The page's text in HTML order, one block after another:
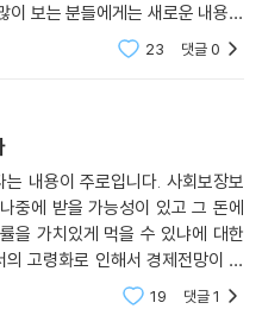
지 않는다. 하지만 지금 사지 않
. 구글 검색창에 구글, 애플, 아마
무엇인지 아는가? 우상향이다.
, 스타벅스, 디즈니, LVMH 등의
름다운 그래프를 가지고 있다.
려온 기업들은 앞으로도 30년간
주식시장 역시 30년 동안 우상향
그래프는 그렇지 않다. 태국, 베트
역시 우리와 비슷하다.
아 다운로드 중인 자신을 발견하
주식을, 바꾸려던 핸드폰 대신 애
올라탈 대비를 시작할 것이다. 결
장 시작할 수 있다. 이 책에는 그런
있는가
히 모은 돈을 은행에 저축해 이자
이 보는 분들에게는 새로운 내용은
분들중에 이런책을 보고 그냥 바
23 댓글0
주로입니다. 사회보장보
중에 받을 가능성이 있고 그 돈에
을 가치있게 먹을 수 있냐에 대한
고령화로 인해서 경제전망이 안
보장이였던 점 , 노인 빈곤률이 굉
19 댓글1